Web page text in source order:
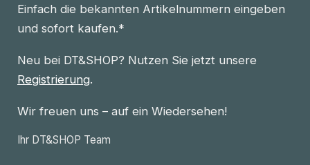
Einfach die bekannten Artikelnummern eingeben
und sofort kaufen.*
Neu bei DT&SHOP? Nutzen Sie jetzt unsere
Registrierung.
Wir freuen uns – auf ein Wiedersehen!
Ihr DT&SHOP Team